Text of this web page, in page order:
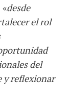
desde
el rol
del
y reflexionar